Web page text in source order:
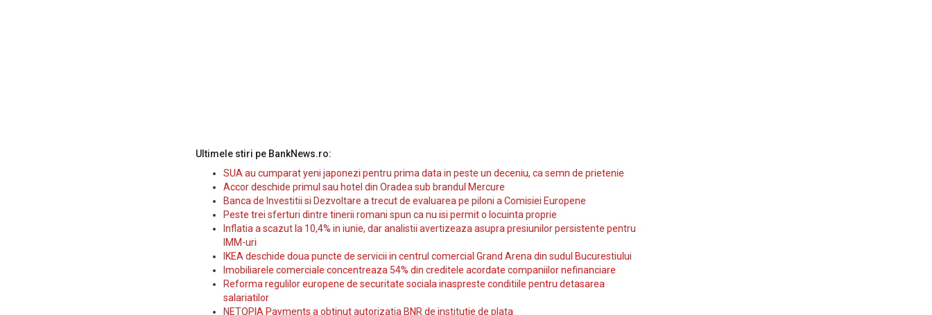
Ultimele stiri pe BankNews.ro:
SUA au cumparat yeni japonezi pentru prima data in peste un deceniu, ca semn de prietenie
Accor deschide primul sau hotel din Oradea sub brandul Mercure
Banca de Investitii si Dezvoltare a trecut de evaluarea pe piloni a Comisiei Europene
Peste trei sferturi dintre tinerii romani spun ca nu isi permit o locuinta proprie
Inflatia a scazut la 10,4% in iunie, dar analistii avertizeaza asupra presiunilor persistente pentru
IMM-uri
IKEA deschide doua puncte de servicii in centrul comercial Grand Arena din sudul Bucurestiului
Imobiliarele comerciale concentreaza 54% din creditele acordate companiilor nefinanciare
Reforma regulilor europene de securitate sociala inaspreste conditiile pentru detasarea
salariatilor
NETOPIA Payments a obtinut autorizatia BNR de institutie de plata